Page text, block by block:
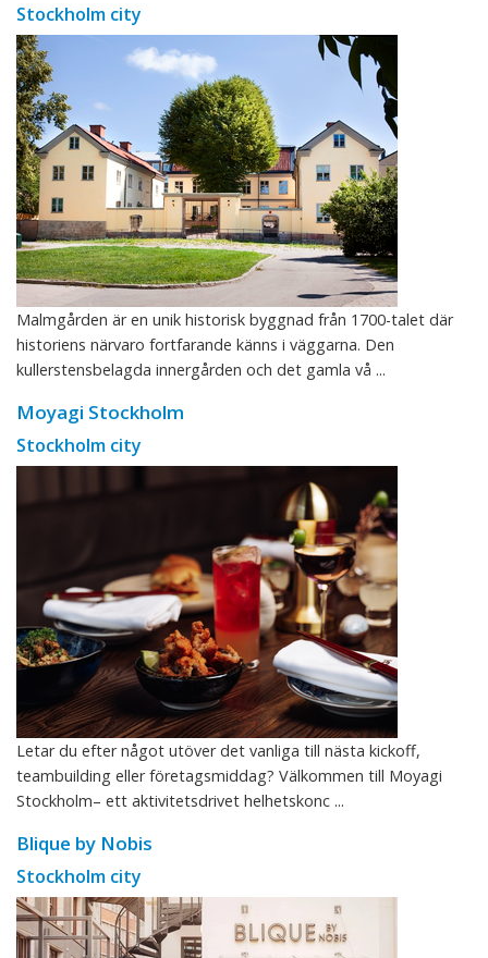
Stockholm city
Malmgården är en unik historisk byggnad från 1700-talet där
historiens närvaro fortfarande känns i väggarna. Den
kullerstensbelagda innergården och det gamla vå ...
Moyagi Stockholm
Stockholm city
Letar du efter något utöver det vanliga till nästa kickoff,
teambuilding eller företagsmiddag? Välkommen till Moyagi
Stockholm– ett aktivitetsdrivet helhetskonc ...
Blique by Nobis
Stockholm city